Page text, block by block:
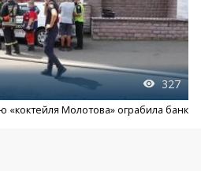
327
Молотова» ограбила банк